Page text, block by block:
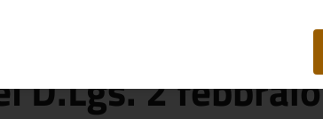
al consumo
D.Lgs. 2 febbraio